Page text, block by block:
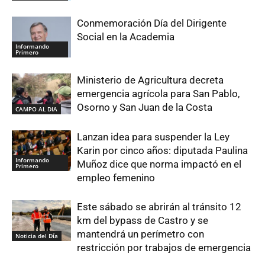
Informando
Primero
Conmemoración Día del Dirigente
Social en la Academia
CAMPO AL DIA
Ministerio de Agricultura decreta
emergencia agrícola para San Pablo,
Osorno y San Juan de la Costa
Informando
Primero
Lanzan idea para suspender la Ley
Karin por cinco años: diputada Paulina
Muñoz dice que norma impactó en el
empleo femenino
Noticia del Día
Este sábado se abrirán al tránsito 12
km del bypass de Castro y se
mantendrá un perímetro con
restricción por trabajos de emergencia